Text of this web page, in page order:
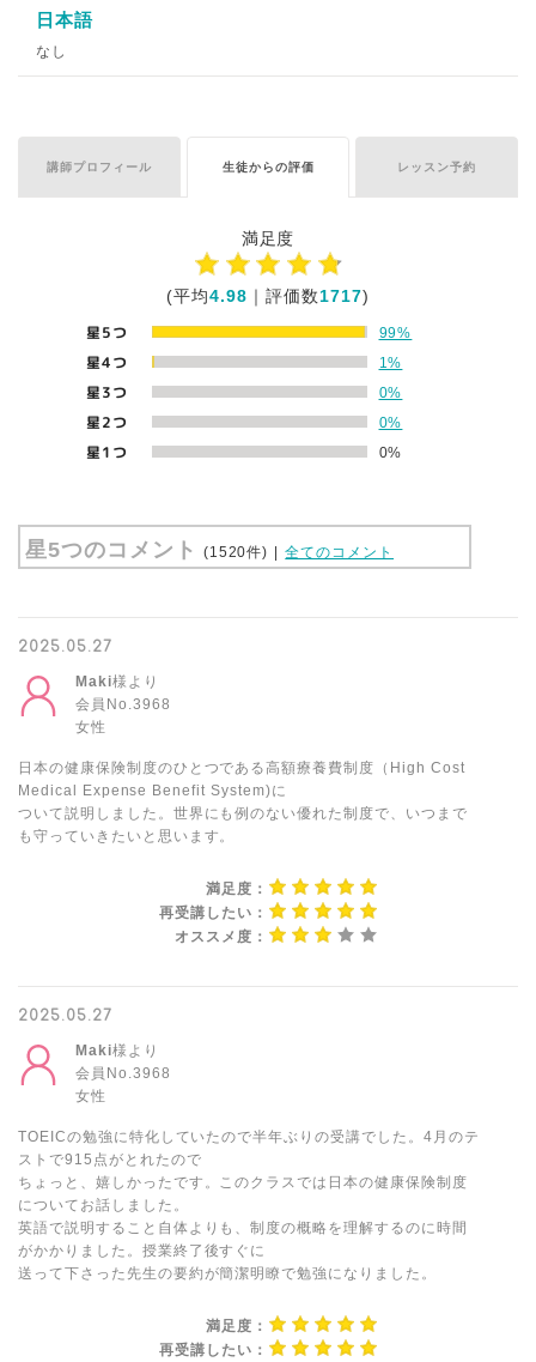
日本語
なし
講師プロフィール 生徒からの評価 レッスン予約
満足度
(平均4.98 ｜評価数1717)
星5つ 99%
星4つ 1%
星3つ 0%
星2つ 0%
星1つ 0%
星5つのコメント (1520件) 全てのコメント
2025.05.27
Maki様より
会員No.3968
女性
日本の健康保険制度のひとつである高額療養費制度（High Cost
Medical Expense Benefit System)に
ついて説明しました。世界にも例のない優れた制度で、いつまで
も守っていきたいと思います。
満足度：
再受講したい：
オススメ度：
2025.05.27
Maki様より
会員No.3968
女性
TOEICの勉強に特化していたので半年ぶりの受講でした。4月のテ
ストで915点がとれたので
ちょっと、嬉しかったです。このクラスでは日本の健康保険制度
についてお話しました。
英語で説明すること自体よりも、制度の概略を理解するのに時間
がかかりました。授業終了後すぐに
送って下さった先生の要約が簡潔明瞭で勉強になりました。
満足度：
再受講したい：